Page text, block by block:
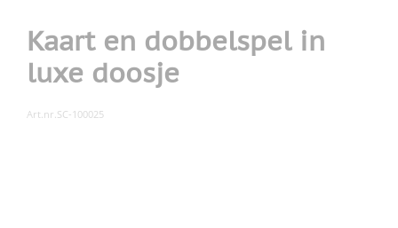
Kaart en dobbelspel in
luxe doosje
Art.nr. SC-100025